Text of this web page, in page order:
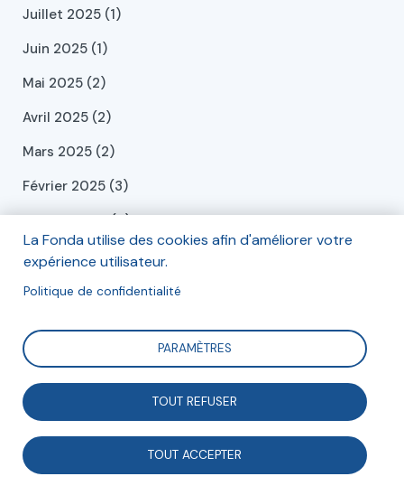
Juillet 2025 (1)
Juin 2025 (1)
Mai 2025 (2)
Avril 2025 (2)
Mars 2025 (2)
Février 2025 (3)
Janvier 2025 (4)
Décembre 2024 (6)
Novembre 2024 (1)
Septembre 2024 (2)
Juillet 2024 (2)
Juin 2024 (2)
Mai 2024 (2)
La Fonda utilise des cookies afin d'améliorer votre
expérience utilisateur.
Politique de confidentialité
PARAMÈTRES
TOUT REFUSER
TOUT ACCEPTER